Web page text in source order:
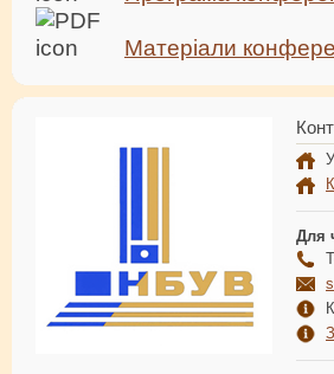
Матеріали
Для